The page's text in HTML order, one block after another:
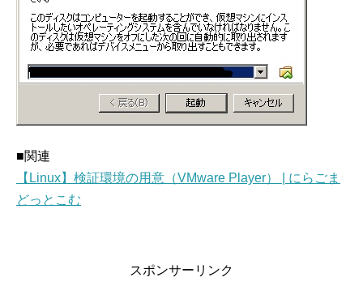
■関連
【Linux】検証環境の用意（VMware Player） | にらごま
どっとこむ
スポンサーリンク